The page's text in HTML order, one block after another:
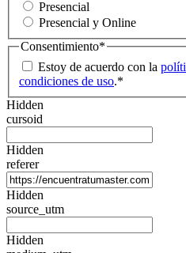
Presencial
Presencial y Online
Consentimiento*
Estoy de acuerdo con la
condiciones de uso.*
Hidden
cursoid
Hidden
referer
Hidden
source_utm
Hidden